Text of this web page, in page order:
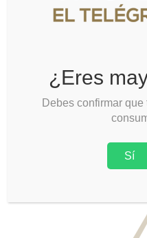
¿Eres
Debes confirmar
Sí